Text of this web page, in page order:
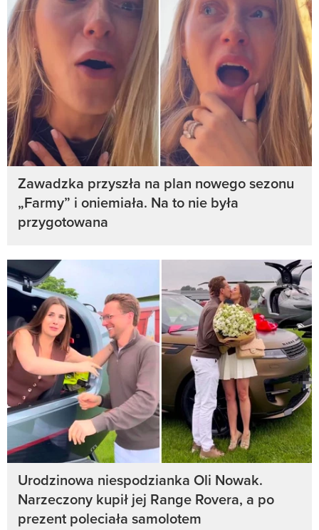
Zawadzka przyszła na plan nowego sezonu
„Farmy” i oniemiała. Na to nie była
przygotowana
Urodzinowa niespodzianka Oli Nowak.
Narzeczony kupił jej Range Rovera, a po
prezent poleciała samolotem